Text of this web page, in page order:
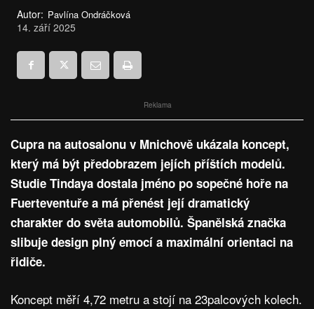
Autor: Pavlína Ondráčková
14. září 2025
Reklama
Cupra na autosalonu v Mnichově ukázala koncept,
který má být předobrazem jejích příštích modelů.
Studie Tindaya dostala jméno po sopečné hoře na
Fuerteventuře a má přenést její dramatický
charakter do světa automobilů. Španělská značka
slibuje design plný emocí a maximální orientaci na
řidiče.
Koncept měří 4,72 metru a stojí na 23palcových kolech.